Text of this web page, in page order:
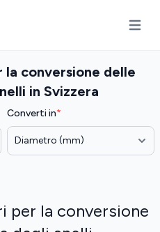
Apri il
conversione delle
in Svizzera
Converti in*
per la conversione